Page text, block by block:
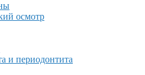
осмотр
и периодонтита